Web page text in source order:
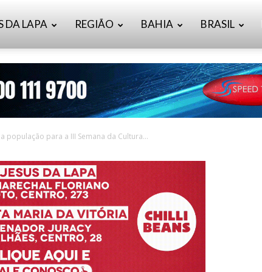
DA LAPA REGIÃO BAHIA BRASIL
população para a III Semana da Cultura...